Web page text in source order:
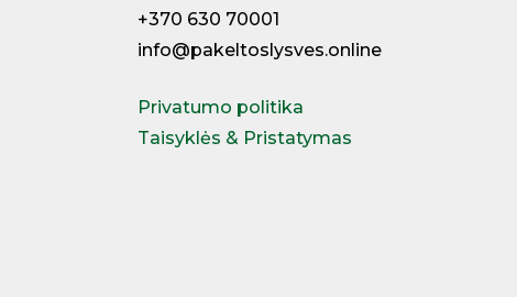
+370 630 70001
info@pakeltoslysves.online
Privatumo politika
Taisyklės & Pristatymas